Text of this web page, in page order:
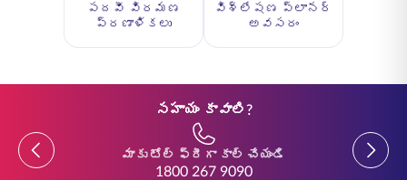
పదవీ విరమణ
ప్రణాళికలు
విశ్లేషణ ప్లానర్
అవసరం
సహాయం కావాలి?
Previous
మాకు టోల్ ఫ్రీగా కాల్ చేయండి
1800 267 9090
Previous